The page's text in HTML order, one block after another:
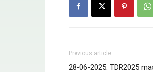
Previous article
28-06-2025: TDR2025